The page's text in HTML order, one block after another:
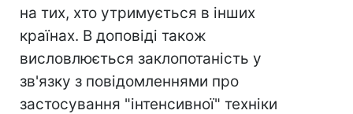
на тих, хто утримується в інших
країнах. В доповіді також
висловлюється заклопотаність у
зв'язку з повідомленнями про
застосування "інтенсивної" техніки